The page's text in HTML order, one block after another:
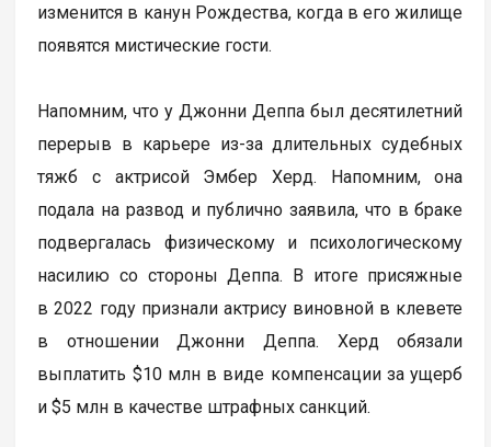
изменится в канун Рождества, когда в его жилище
появятся мистические гости.
Напомним, что у Джонни Деппа был десятилетний
перерыв в карьере из-за длительных судебных
тяжб с актрисой Эмбер Херд. Напомним, она
подала на развод и публично заявила, что в браке
подвергалась физическому и психологическому
насилию со стороны Деппа. В итоге присяжные
в 2022 году признали актрису виновной в клевете
в отношении Джонни Деппа. Херд обязали
выплатить $10 млн в виде компенсации за ущерб
и $5 млн в качестве штрафных санкций.